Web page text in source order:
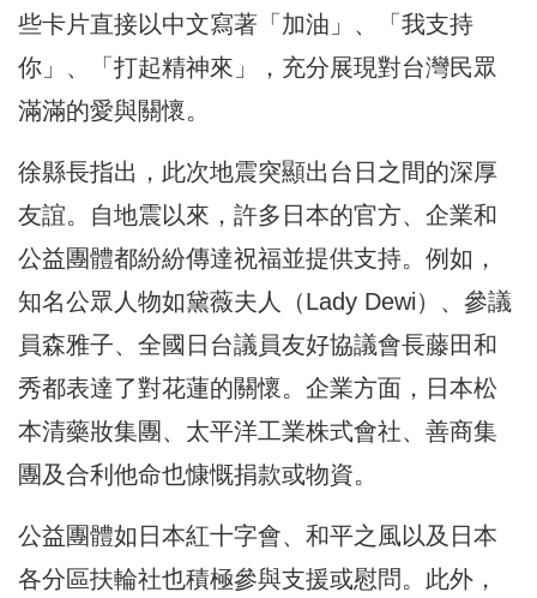
些卡片直接以中文寫著「加油」、「我支持
你」、「打起精神來」，充分展現對台灣民眾
滿滿的愛與關懷。
徐縣長指出，此次地震突顯出台日之間的深厚
友誼。自地震以來，許多日本的官方、企業和
公益團體都紛紛傳達祝福並提供支持。例如，
知名公眾人物如黛薇夫人（Lady Dewi）、參議
員森雅子、全國日台議員友好協議會長藤田和
秀都表達了對花蓮的關懷。企業方面，日本松
本清藥妝集團、太平洋工業株式會社、善商集
團及合利他命也慷慨捐款或物資。
公益團體如日本紅十字會、和平之風以及日本
各分區扶輪社也積極參與支援或慰問。此外，